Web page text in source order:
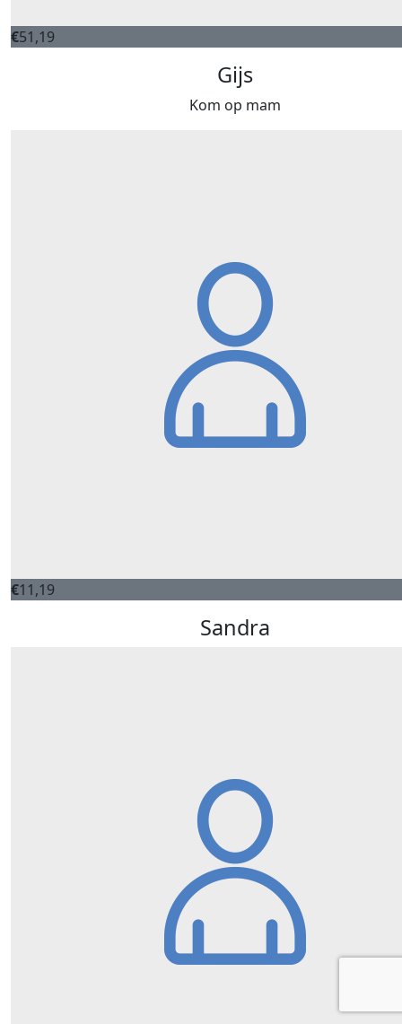
€51,19
Gijs
Kom op mam
€11,19
Sandra